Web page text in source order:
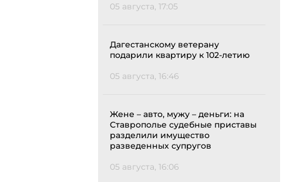
05 августа, 17:05
Дагестанскому ветерану
подарили квартиру к 102-летию
05 августа, 16:46
Жене – авто, мужу – деньги: на
Ставрополье судебные приставы
разделили имущество
разведенных супругов
05 августа, 16:06